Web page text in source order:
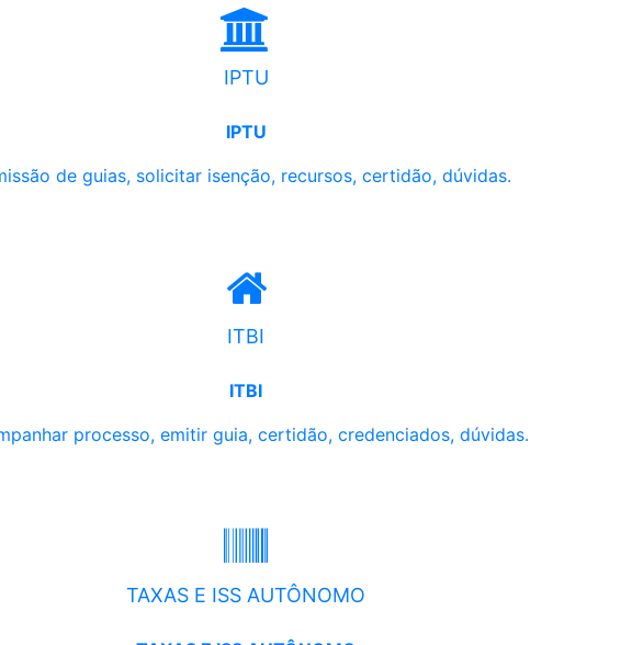
IPTU
IPTU
de guias, solicitar isenção, recursos, certidão, dúvidas.
ITBI
ITBI
processo, emitir guia, certidão, credenciados, dúvidas.
TAXAS E ISS AUTÔNOMO